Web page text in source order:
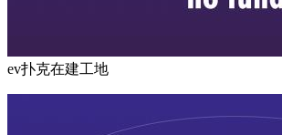
ev扑克在建工地